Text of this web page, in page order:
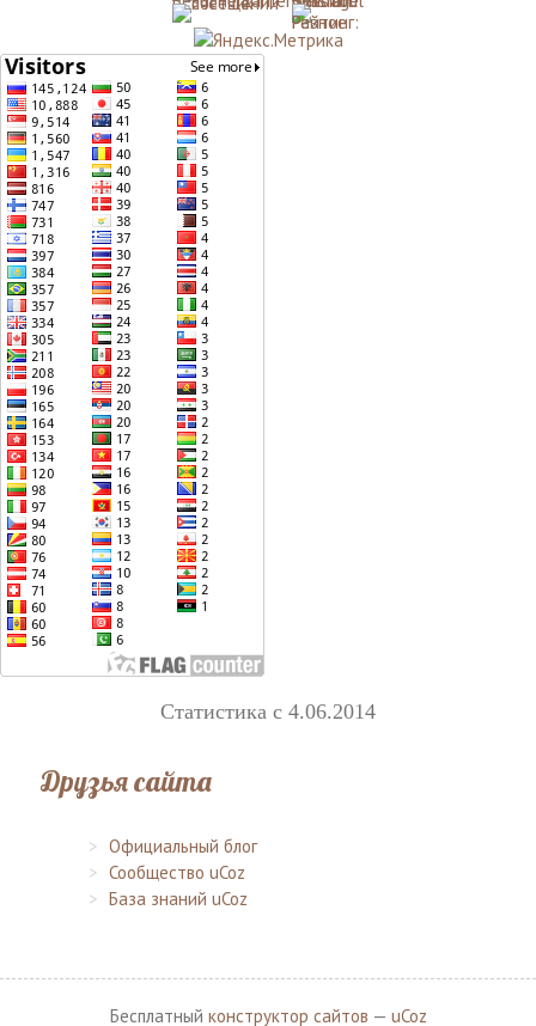
Статистика с 4.06.2014
Друзья сайта
Официальный блог
Сообщество uCoz
База знаний uCoz
Бесплатный конструктор сайтов — uCoz